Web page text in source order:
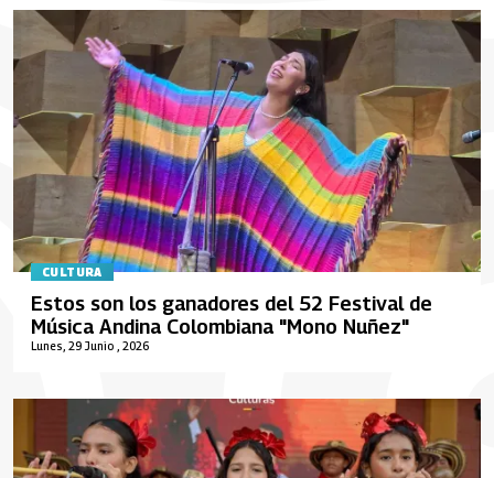
CULTURA
Lunes, 29 Junio , 2026
Estos son los ganadores del 52 Festival de
Música Andina Colombiana "Mono Nuñez"